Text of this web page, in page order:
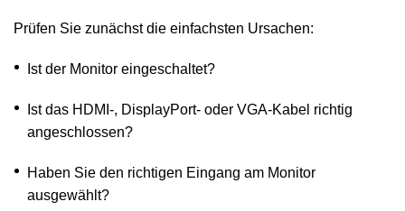
Prüfen Sie zunächst die einfachsten Ursachen:
Ist der Monitor eingeschaltet?
Ist das HDMI-, DisplayPort- oder VGA-Kabel richtig
angeschlossen?
Haben Sie den richtigen Eingang am Monitor
ausgewählt?